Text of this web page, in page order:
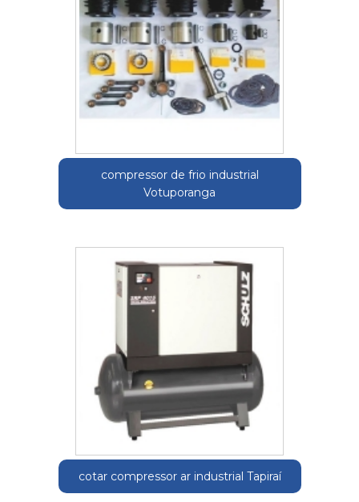
compressor de frio industrial
Votuporanga
cotar compressor ar industrial Tapiraí